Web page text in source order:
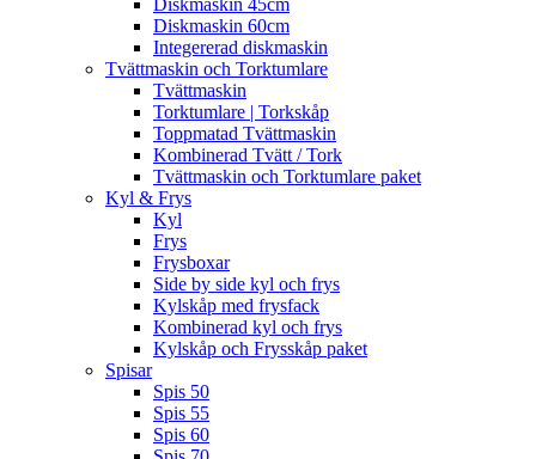
Diskmaskin 45cm
Diskmaskin 60cm
Integererad diskmaskin
Tvättmaskin och Torktumlare
Tvättmaskin
Torktumlare | Torkskåp
Toppmatad Tvättmaskin
Kombinerad Tvätt / Tork
Tvättmaskin och Torktumlare paket
Kyl & Frys
Kyl
Frys
Frysboxar
Side by side kyl och frys
Kylskåp med frysfack
Kombinerad kyl och frys
Kylskåp och Frysskåp paket
Spisar
Spis 50
Spis 55
Spis 60